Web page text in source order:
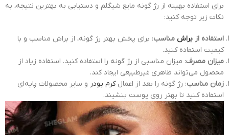
برای استفاده بهینه از رژ گونه مایع شیگلم و دستیابی به بهترین نتیجه، به
نکات زیر توجه کنید:
استفاده از براش مناسب: برای پخش بهتر رژ گونه، از براش مناسب و با
کیفیت استفاده کنید.
میزان مصرف: میزان مناسبی از رژ گونه را استفاده کنید. استفاده زیاد از
محصول می‌تواند ظاهری غیرطبیعی ایجاد کند.
زمان مناسب: رژ گونه را بعد از اعمالکرم پودر و سایر محصولات پایه‌ای
استفاده کنید تا بهتر روی پوست بنشیند.